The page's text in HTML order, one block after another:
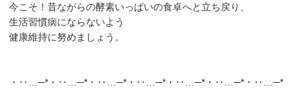
今こそ！昔ながらの酵素いっぱいの食卓へと立ち戻り、
生活習慣病にならないよう
健康維持に努めましょう。
・‥…─*・‥…─*・‥…─*・‥…─*・‥…─*・‥…─*・‥…─*